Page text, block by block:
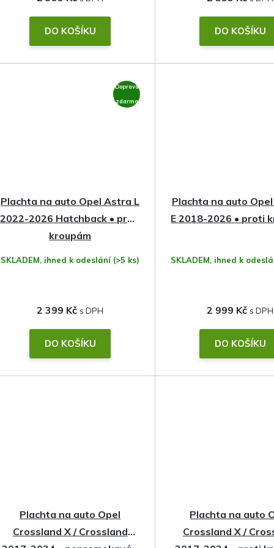
DO KOŠÍKU DO KOŠÍKU
Doprava
zdarma
Plachta na auto Opel Astra L
2022-2026 Hatchback • proti
kroupám
SKLADEM, ihned k odeslání (>5 ks)
2 399 Kč
DO KOŠÍKU
Plachta na auto
E 2018-2026 • proti
SKLADEM, ihned k
2 999 Kč
DO KOŠÍKU
Plachta na auto Opel
Crossland X / Crossland
Plachta na auto
Crossland X /